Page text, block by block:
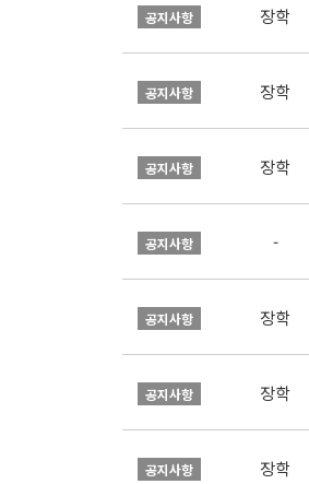
공지사항 장학
공지사항 장학
공지사항 장학
공지사항 -
공지사항 장학
공지사항 장학
공지사항 장학